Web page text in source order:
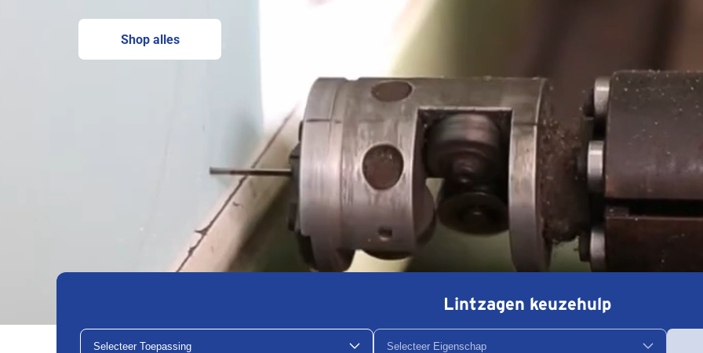
Shop alles
Lintzagen keuzehulp
Selecteer Toepassing Selecteer Eigenschap